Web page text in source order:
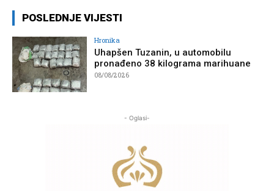
POSLEDNJE VIJESTI
Hronika
Uhapšen Tuzanin, u automobilu
pronađeno 38 kilograma marihuane
08/08/2026
- Oglasi-